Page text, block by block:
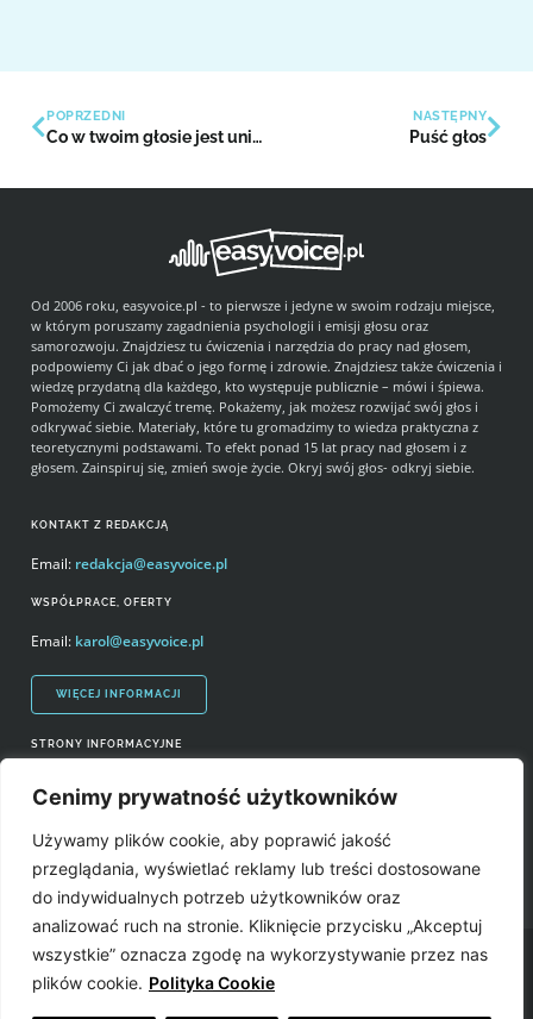
Cenimy prywatność użytkowników
Używamy plików cookie, aby poprawić jakość
przeglądania, wyświetlać reklamy lub treści dostosowane
do indywidualnych potrzeb użytkowników oraz
analizować ruch na stronie. Kliknięcie przycisku „Akceptuj
wszystkie” oznacza zgodę na wykorzystywanie przez nas
plików cookie. Polityka Cookie
POPRZEDNI
Co w twoim głosie jest unikalne, niepowtarzalne?
NASTĘPNY
Puść głos
STRONY INFORMACYJNE
Źródła
KONTAKT Z REDAKCJĄ
Email: redakcja@easyvoice.pl
WSPÓŁPRACE, OFERTY
Email: karol@easyvoice.pl
WIĘCEJ INFORMACJI
Od 2006 roku, easyvoice.pl - to pierwsze i jedyne w swoim rodzaju miejsce,
w którym poruszamy zagadnienia psychologii i emisji głosu oraz
samorozwoju. Znajdziesz tu ćwiczenia i narzędzia do pracy nad głosem,
podpowiemy Ci jak dbać o jego formę i zdrowie. Znajdziesz także ćwiczenia i
wiedzę przydatną dla każdego, kto występuje publicznie – mówi i śpiewa.
Pomożemy Ci zwalczyć tremę. Pokażemy, jak możesz rozwijać swój głos i
odkrywać siebie. Materiały, które tu gromadzimy to wiedza praktyczna z
teoretycznymi podstawami. To efekt ponad 15 lat pracy nad głosem i z
głosem. Zainspiruj się, zmień swoje życie. Okryj swój głos- odkryj siebie.
Easyvoice.pl © 2006-2022. Wszystkie prawa zastrzeżone. Stronę zrobiły: